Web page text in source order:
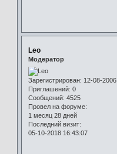
Leo
Модератор
Зарегистрирован: 12-08-2006
Приглашений: 0
Сообщений: 4525
Провел на форуме:
1 месяц 28 дней
Последний визит:
05-10-2018 16:43:07